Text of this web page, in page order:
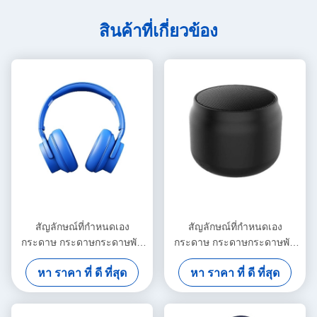
สินค้าที่เกี่ยวข้อง
สัญลักษณ์ที่กําหนดเอง
กระดาษ กระดาษกระดาษพับ
ขาว / ดํา / ทองแดง กล่องของ
ขวัญแม่เหล็กหรู
หา ราคา ที่ ดี ที่สุด
สัญลักษณ์ที่กําหนดเอง
กระดาษ กระดาษกระดาษพับ
ขาว / ดํา / ทองแดง กล่องของ
ขวัญแม่เหล็กหรู
หา ราคา ที่ ดี ที่สุด